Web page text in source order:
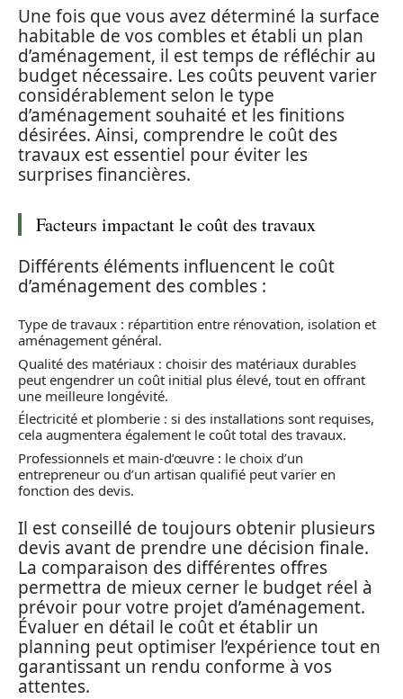
Une fois que vous avez déterminé la surface
habitable de vos combles et établi un plan
d’aménagement, il est temps de réfléchir au
budget nécessaire. Les coûts peuvent varier
considérablement selon le type
d’aménagement souhaité et les finitions
désirées. Ainsi, comprendre le coût des
travaux est essentiel pour éviter les
surprises financières.
Facteurs impactant le coût des travaux
Différents éléments influencent le coût
d’aménagement des combles :
Type de travaux : répartition entre rénovation, isolation et
aménagement général.
Qualité des matériaux : choisir des matériaux durables
peut engendrer un coût initial plus élevé, tout en offrant
une meilleure longévité.
Électricité et plomberie : si des installations sont requises,
cela augmentera également le coût total des travaux.
Professionnels et main-d’œuvre : le choix d’un
entrepreneur ou d’un artisan qualifié peut varier en
fonction des devis.
Il est conseillé de toujours obtenir plusieurs
devis avant de prendre une décision finale.
La comparaison des différentes offres
permettra de mieux cerner le budget réel à
prévoir pour votre projet d’aménagement.
Évaluer en détail le coût et établir un
planning peut optimiser l’expérience tout en
garantissant un rendu conforme à vos
attentes.